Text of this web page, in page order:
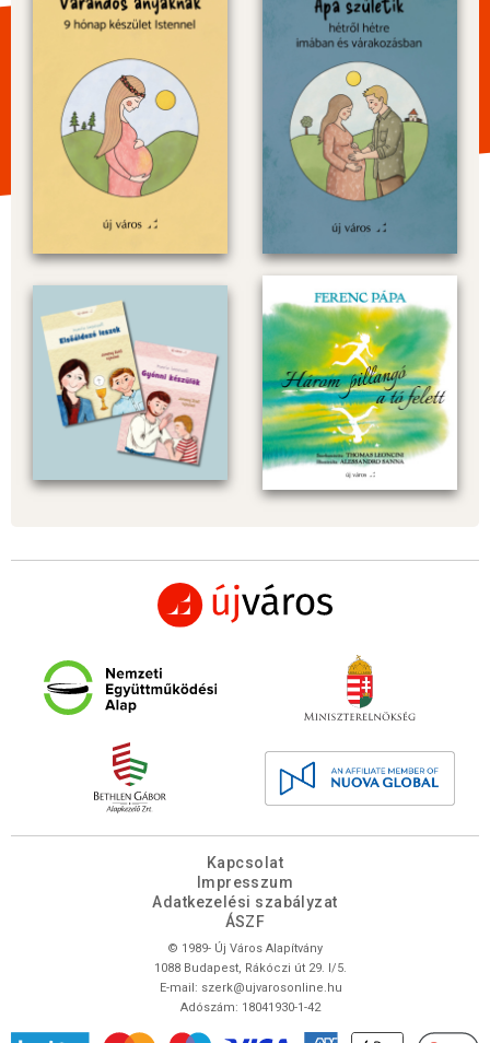
Kapcsolat
Impresszum
Adatkezelési szabályzat
ÁSZF
© 1989- Új Város Alapítvány
1088 Budapest, Rákóczi út 29. I/5.
E-mail: szerk@ujvarosonline.hu
Adószám: 18041930-1-42